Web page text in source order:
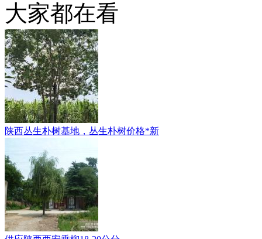
大家都在看
陕西丛生朴树基地，丛生朴树价格*新